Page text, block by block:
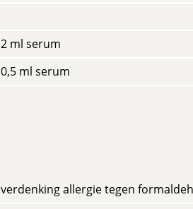
2 ml serum
0,5 ml serum
verdenking allergie tegen